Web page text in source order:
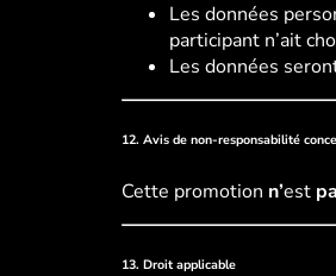
Les données
participant n’ait
Les données
12. Avis de non-responsabilité
Cette promotion n’est
13. Droit applicable